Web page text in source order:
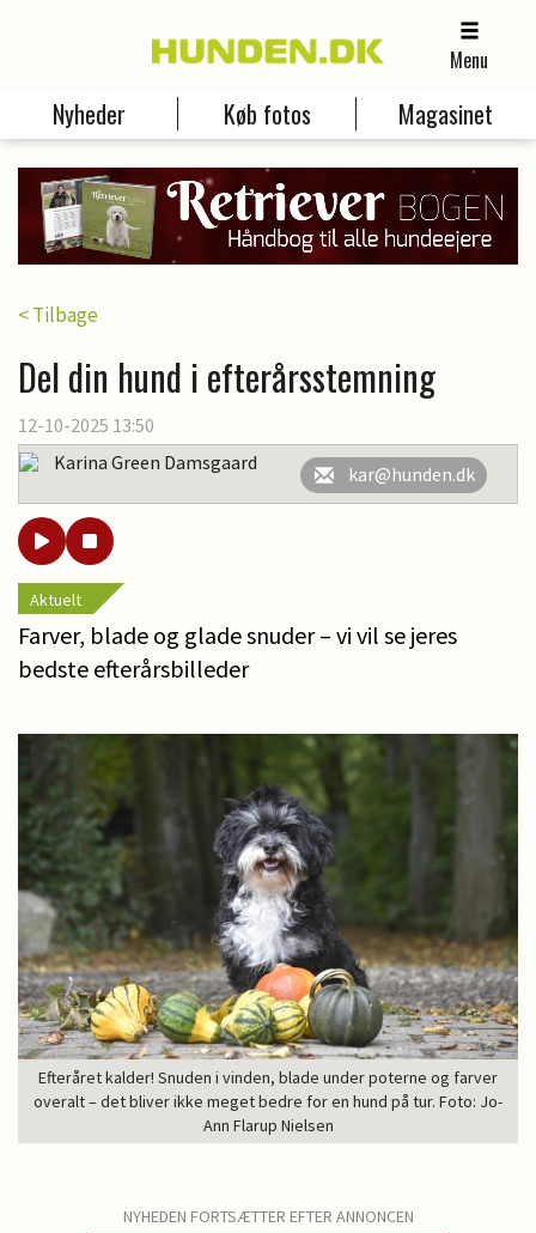
Menu
Nyheder Køb fotos Magasinet
< Tilbage
Del din hund i efterårsstemning
12-10-2025 13:50
Karina Green Damsgaard
kar@hunden.dk
Aktuelt
Farver, blade og glade snuder – vi vil se jeres
bedste efterårsbilleder
Efteråret kalder! Snuden i vinden, blade under poterne og farver
overalt – det bliver ikke meget bedre for en hund på tur. Foto: Jo-
Ann Flarup Nielsen
NYHEDEN FORTSÆTTER EFTER ANNONCEN